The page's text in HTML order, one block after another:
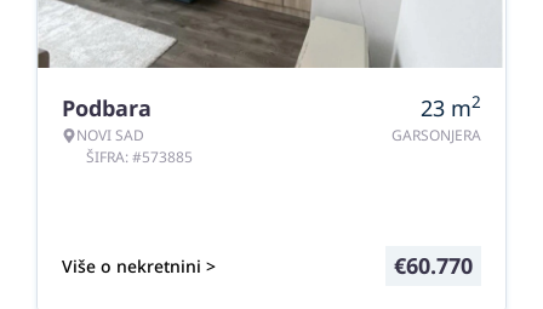
Podbara
NOVI SAD
ŠIFRA: #573885
23 m2
GARSONJERA
Više o nekretnini > €60.770